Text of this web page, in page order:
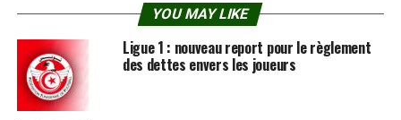
YOU MAY LIKE
Ligue 1 : nouveau report pour le règlement
des dettes envers les joueurs